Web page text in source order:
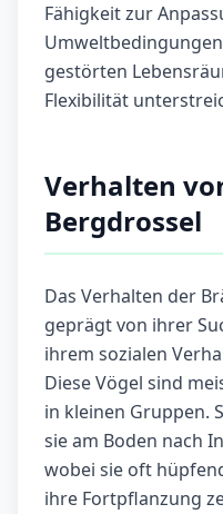
Fähigkeit zur
gestörten
Flexibilität
Verhalten
Bergdrossel
Das Verhalten der
geprägt von ihrer
ihrem sozialen
Diese Vögel sind
in kleinen Gruppen.
sie am Boden nach
wobei sie oft
ihre Fortpflanzung